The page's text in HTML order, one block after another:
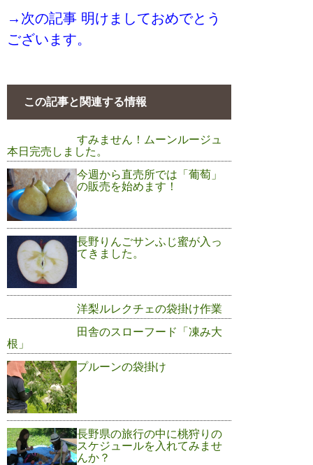
→次の記事 明けましておめでとう
ございます。
この記事と関連する情報
すみません！ムーンルージュ
本日完売しました。
今週から直売所では「葡萄」
の販売を始めます！
長野りんごサンふじ蜜が入っ
てきました。
洋梨ルレクチェの袋掛け作業
田舎のスローフード「凍み大
根」
プルーンの袋掛け
長野県の旅行の中に桃狩りの
スケジュールを入れてみませ
んか？